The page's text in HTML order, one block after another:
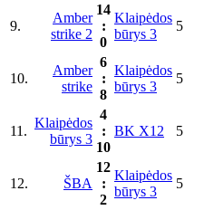
9.
Amber
strike 2
14
:
0
Klaipėdos
būrys 3
5
10.
Amber
strike
6
:
8
Klaipėdos
būrys 3
5
11.
Klaipėdos
būrys 3
4
:
10
BK X12 5
12. ŠBA
12
:
2
Klaipėdos
būrys 3
5